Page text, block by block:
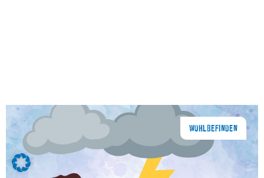
WOHLBEFINDEN